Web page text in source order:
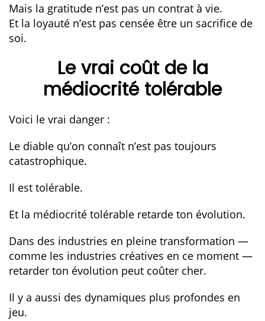
Mais la gratitude n’est pas un contrat à vie.
Et la loyauté n’est pas censée être un sacrifice de
soi.
Le vrai coût de la
médiocrité tolérable
Voici le vrai danger :
Le diable qu’on connaît n’est pas toujours
catastrophique.
Il est tolérable.
Et la médiocrité tolérable retarde ton évolution.
Dans des industries en pleine transformation —
comme les industries créatives en ce moment —
retarder ton évolution peut coûter cher.
Il y a aussi des dynamiques plus profondes en
jeu.